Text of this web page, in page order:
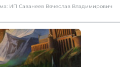
ИП Саванеев Вячеслав Владимирович